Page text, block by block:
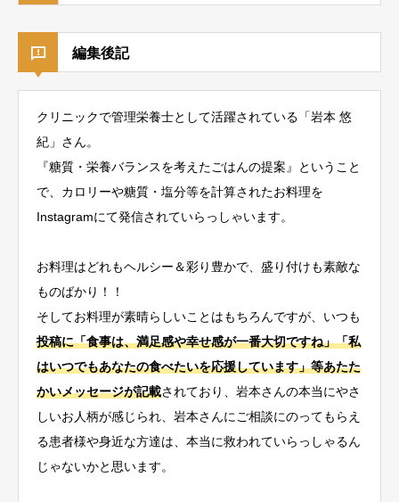
編集後記
クリニックで管理栄養士として活躍されている「岩本 悠
紀」さん。
『糖質・栄養バランスを考えたごはんの提案』ということ
で、カロリーや糖質・塩分等を計算されたお料理を
Instagramにて発信されていらっしゃいます。
お料理はどれもヘルシー＆彩り豊かで、盛り付けも素敵な
ものばかり！！
そしてお料理が素晴らしいことはもちろんですが、いつも
投稿に「食事は、満足感や幸せ感が一番大切ですね」「私
はいつでもあなたの食べたいを応援しています」等あたた
かいメッセージが記載されており、岩本さんの本当にやさ
しいお人柄が感じられ、岩本さんにご相談にのってもらえ
る患者様や身近な方達は、本当に救われていらっしゃるん
じゃないかと思います。